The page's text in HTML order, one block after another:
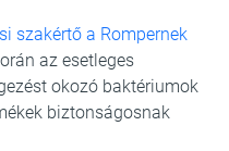
szakértő a Rompernek
az esetleges
okozó baktériumok
biztonságosnak